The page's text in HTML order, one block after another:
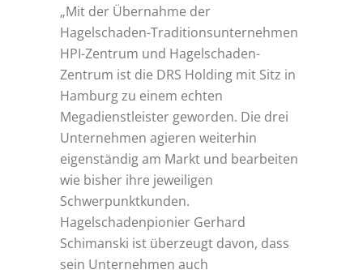
„Mit der Übernahme der
Hagelschaden-Traditionsunternehmen
HPI-Zentrum und Hagelschaden-
Zentrum ist die DRS Holding mit Sitz in
Hamburg zu einem echten
Megadienstleister geworden. Die drei
Unternehmen agieren weiterhin
eigenständig am Markt und bearbeiten
wie bisher ihre jeweiligen
Schwerpunktkunden.
Hagelschadenpionier Gerhard
Schimanski ist überzeugt davon, dass
sein Unternehmen auch